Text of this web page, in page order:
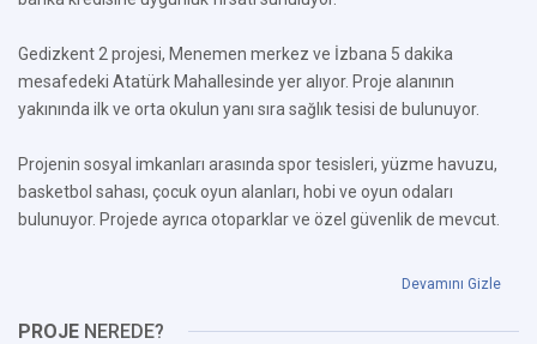
Gedizkent 2 projesi, Menemen merkez ve İzbana 5 dakika
mesafedeki Atatürk Mahallesinde yer alıyor. Proje alanının
yakınında ilk ve orta okulun yanı sıra sağlık tesisi de bulunuyor.
Projenin sosyal imkanları arasında spor tesisleri, yüzme havuzu,
basketbol sahası, çocuk oyun alanları, hobi ve oyun odaları
bulunuyor. Projede ayrıca otoparklar ve özel güvenlik de mevcut.
Devamını Gizle
PROJE NEREDE?